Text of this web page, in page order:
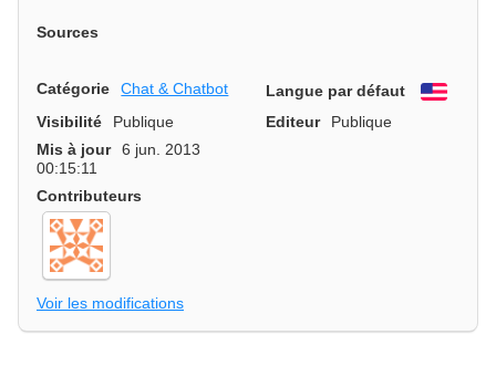
Sources
Catégorie Chat & Chatbot Langue par défaut
Visibilité
Publique Editeur
Publique
Mis à jour
6 jun. 2013
00:15:11
Contributeurs
Voir les modifications